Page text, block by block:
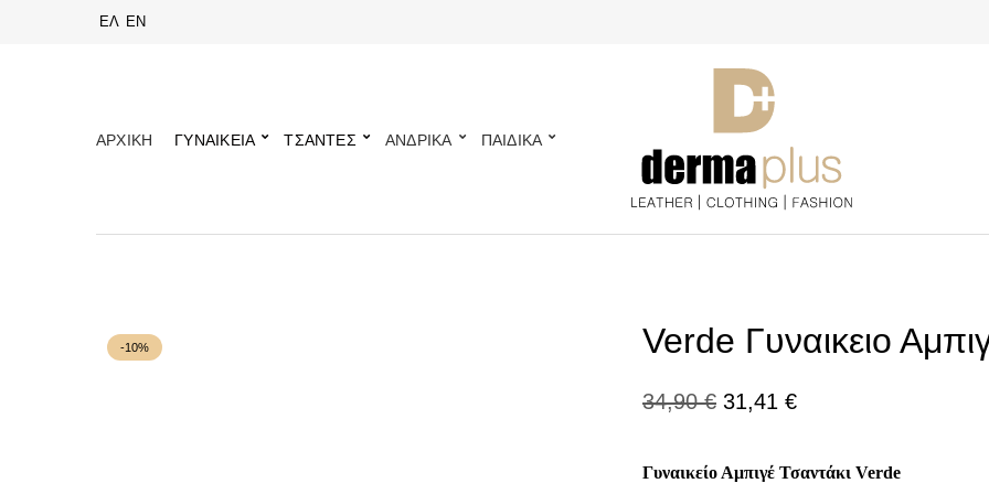
ΕΛ EN
ΑΡΧΙΚΗ ΓΥΝΑΙΚΕΙΑ ΤΣΑΝΤΕΣ ΑΝΔΡΙΚΑ ΠΑΙΔΙΚΑ
-10% Verde Γυναικειο
34,90€ Original
was:
31,41 €Η
τιμή
Γυναικείο Αμπιγέ Τσαντάκι Verde